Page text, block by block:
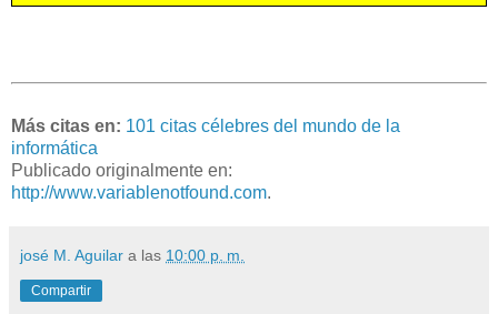
Más citas en: 101 citas célebres del mundo de la
informática
Publicado originalmente en:
http://www.variablenotfound.com.
josé M. Aguilar a las 10:00 p. m.
Compartir